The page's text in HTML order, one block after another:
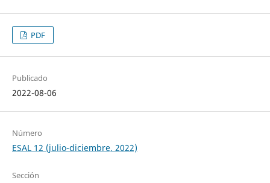
PDF
Publicado
2022-08-06
Número
ESAL 12 (julio-diciembre, 2022)
Sección